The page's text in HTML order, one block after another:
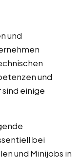
und
und
einige
bei
und Minijobs in